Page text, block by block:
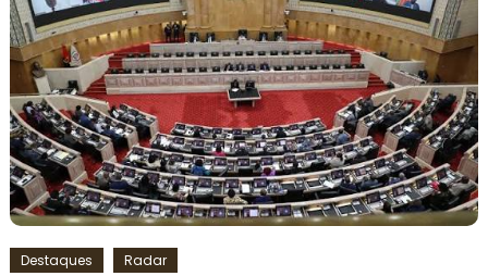
Destaques
Radar